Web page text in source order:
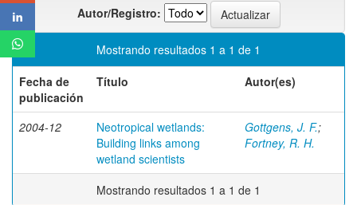
Autor/Registro:
Mostrando resultados 1 a 1 de 1
Fecha de
publicación
Título Autor(es)
2004-12
Neotropical wetlands:
Building links among
wetland scientists
Gottgens, J. F.;
Fortney, R. H.
Mostrando resultados 1 a 1 de 1